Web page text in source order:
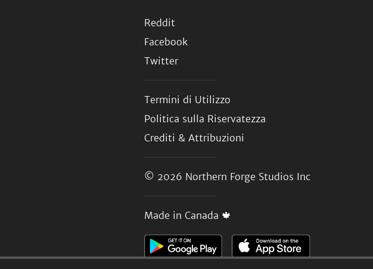
Reddit
Facebook
Twitter
Termini di Utilizzo
Politica sulla Riservatezza
Crediti & Attribuzioni
© 2026 Northern Forge Studios Inc
Made in Canada 🍁